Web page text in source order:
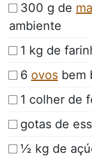
300 g de
ambiente
1 kg de
6 ovos bem
1 colher de
gotas de
½ kg de